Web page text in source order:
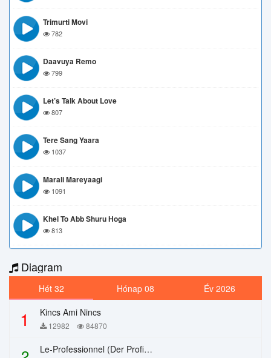
Trimurti Movi
782
Daavuya Remo
799
Let’s Talk About Love
807
Tere Sang Yaara
1037
Marali Mareyaagi
1091
Khel To Abb Shuru Hoga
813
Diagram
Hét 32 Hónap 08 Év 2026
1 Kincs Ami Nincs
12982 84870
Le-Professionnel (Der Profi) – Chi Mai